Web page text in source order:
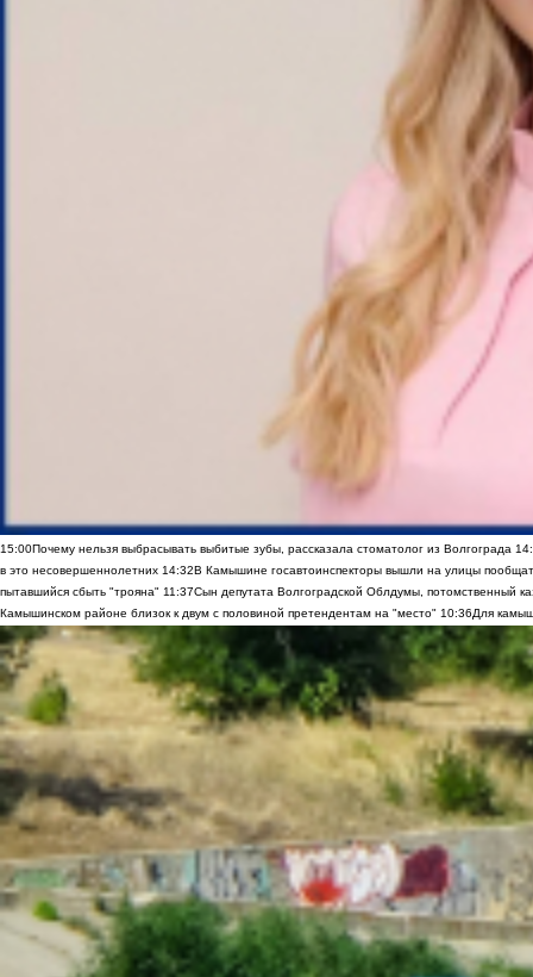
15:00Почему нельзя выбрасывать выбитые зубы, рассказала стоматолог из Волгограда
в это несовершеннолетних 14:32В Камышине госавтоинспекторы вышли на улицы
пытавшийся сбыть "трояна" 11:37Сын депутата Волгоградской Облдумы, потомственный
Камышинском районе близок к двум с половиной претендентам на "место" 10:36Для